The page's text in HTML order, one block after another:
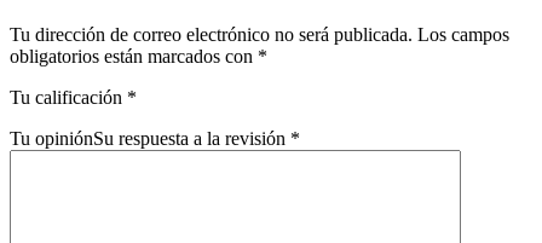
Tu dirección de correo electrónico no será publicada. Los campos
obligatorios están marcados con *
Tu calificación *
Tu opiniónSu respuesta a la revisión *